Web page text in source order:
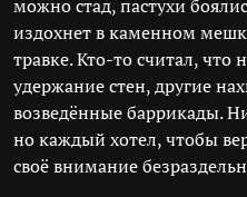
можно стад, пастухи
издохнет в каменном
травке. Кто-то считал, что
удержание стен, другие
возведённые баррикады.
но каждый хотел, чтобы
своё внимание